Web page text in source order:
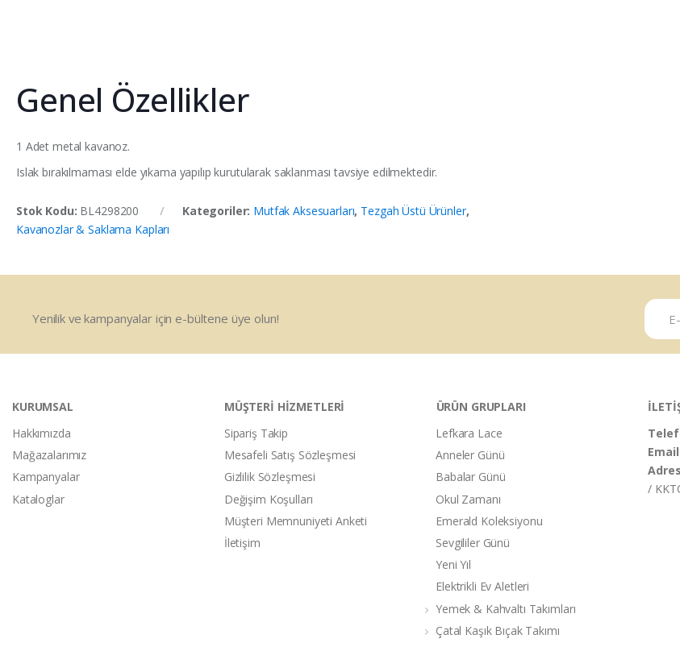
Genel Özellikler
1 Adet metal kavanoz.
Islak bırakılmaması elde yıkama yapılıp kurutularak saklanması tavsiye edilmektedir.
Stok Kodu: BL4298200 Kategoriler: Mutfak Aksesuarları, Tezgah Üstü Ürünler,
Kavanozlar & Saklama Kapları
Yenilik ve kampanyalar için e-bültene üye olun!
KURUMSAL
Hakkımızda
Mağazalarımız
Kampanyalar
Kataloglar
MÜŞTERİ HİZMETLERİ
Sipariş Takip
Mesafeli Satış Sözleşmesi
Gizlilik Sözleşmesi
Değişim Koşulları
Müşteri Memnuniyeti Anketi
İletişim
ÜRÜN GRUPLARI
Lefkara Lace
Anneler Günü
Babalar Günü
Okul Zamanı
Emerald Koleksiyonu
Sevgililer Günü
Yeni Yıl
Elektrikli Ev Aletleri
Yemek & Kahvaltı Takımları
Çatal Kaşık Bıçak Takımı
/